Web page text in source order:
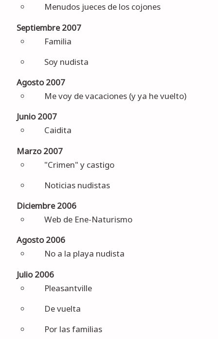
Menudos jueces de los cojones
Septiembre 2007
Familia
Soy nudista
Agosto 2007
Me voy de vacaciones (y ya he vuelto)
Junio 2007
Caidita
Marzo 2007
"Crimen" y castigo
Noticias nudistas
Diciembre 2006
Web de Ene-Naturismo
Agosto 2006
No a la playa nudista
Julio 2006
Pleasantville
De vuelta
Por las familias